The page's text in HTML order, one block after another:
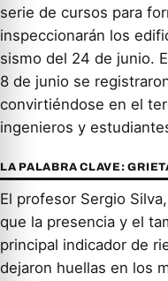
serie de cursos para
inspeccionarán los
sismo del 24 de junio.
8 de junio se
convirtiéndose en el
ingenieros y
LA PALABRA CLAVE:
El profesor Sergio
que la presencia y el
principal indicador de
dejaron huellas en los